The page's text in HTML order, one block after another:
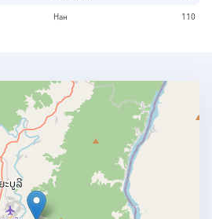
Нан 110